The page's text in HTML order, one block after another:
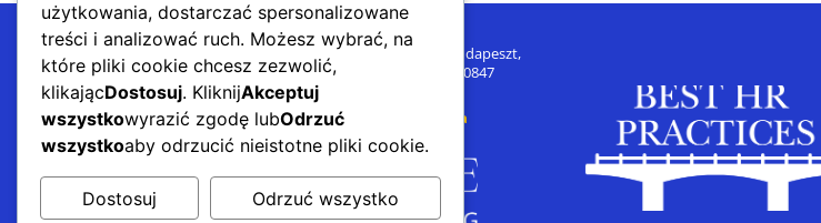
Knowhouse Consulting Kft. 1141 Budapeszt,
europejski numer VAT: HU32350847
Polityka prywatności
Warunki i postanowienia
użytkowania, dostarczać spersonalizowane
treści i analizować ruch. Możesz wybrać, na
które pliki cookie chcesz zezwolić,
klikającDostosuj. KliknijAkceptuj
wszystkowyrazić zgodę lubOdrzuć
wszystkoaby odrzucić nieistotne pliki cookie.
Dostosuj Odrzuć wszystko